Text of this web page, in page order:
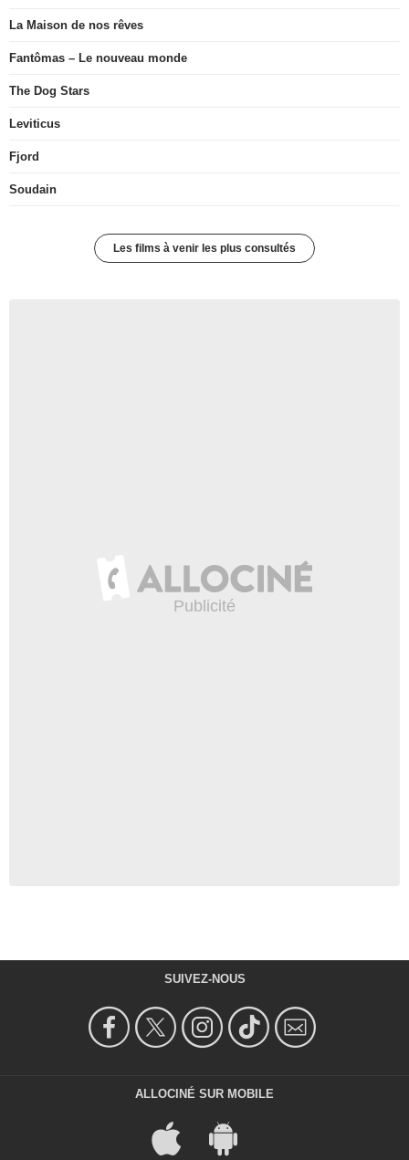
La Maison de nos rêves
Fantômas – Le nouveau monde
The Dog Stars
Leviticus
Fjord
Soudain
Les films à venir les plus consultés
SUIVEZ-NOUS
ALLOCINÉ SUR MOBILE